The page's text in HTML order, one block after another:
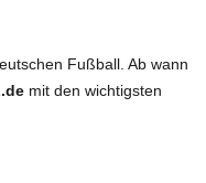
Fußball. Ab wann
mit den wichtigsten